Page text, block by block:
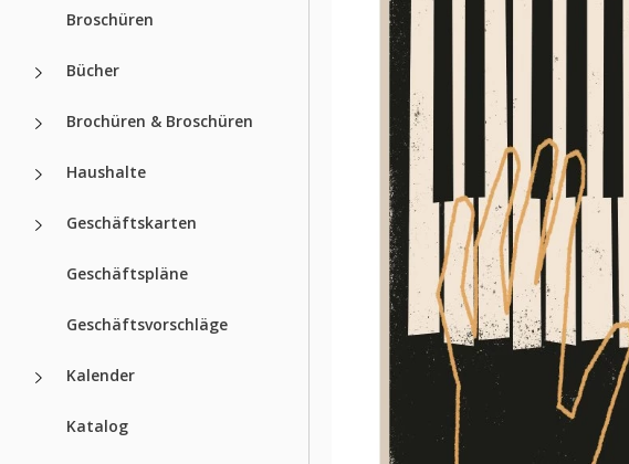
Broschüren
Bücher
Brochüren & Broschüren
Haushalte
Geschäftskarten
Geschäftspläne
Geschäftsvorschläge
Kalender
Katalog